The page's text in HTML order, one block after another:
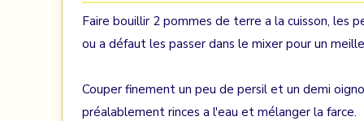
Faire bouillir 2 pommes de terre a la cuisson, les
ou a défaut les passer dans le mixer pour un
Couper finement un peu de persil et un demi
préalablement rinces a l'eau et mélanger la farce.